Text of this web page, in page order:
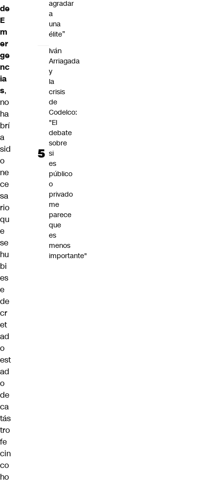
de
E
m
er
ge
nc
ia
s,
no
ha
brí
a
sid
o
ne
ce
sa
rio
qu
e
se
hu
bi
es
e
de
cr
et
ad
o
est
ad
o
de
ca
tás
tro
fe
cin
co
ho
agradar
a
una
élite”
Iván
Arriagada
y
la
crisis
de
Codelco:
"El
debate
sobre
si
es
público
o
privado
me
parece
que
es
menos
importante"